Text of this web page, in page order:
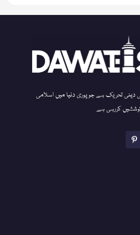
تحریک ہے جو پوری دنیا میں اسلامی
کررہی ہے